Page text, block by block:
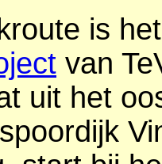
is
van
uit het